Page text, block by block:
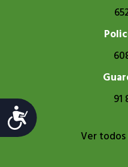
Accesibilidad
91
Ver